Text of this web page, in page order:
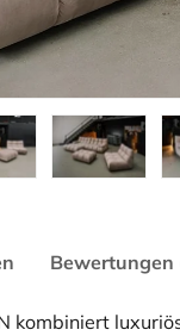
laden
in Galerieansicht
Bild 13 in
Bewertungen
kombiniert